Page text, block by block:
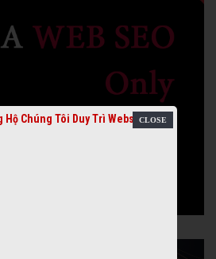
Hộ Chúng Tôi Duy Trì Website